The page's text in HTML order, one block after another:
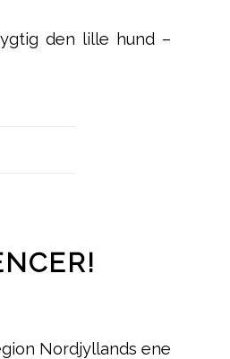
den lille hund –
Nordjyllands ene